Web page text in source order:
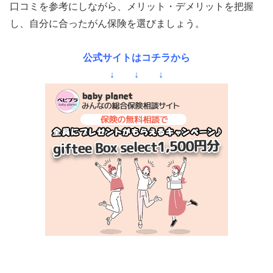
口コミを参考にしながら、メリット・デメリットを把握
し、自分に合ったがん保険を選びましょう。
公式サイトはコチラから
↓ ↓ ↓